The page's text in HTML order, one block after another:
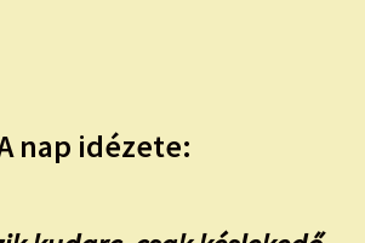
nap idézete: